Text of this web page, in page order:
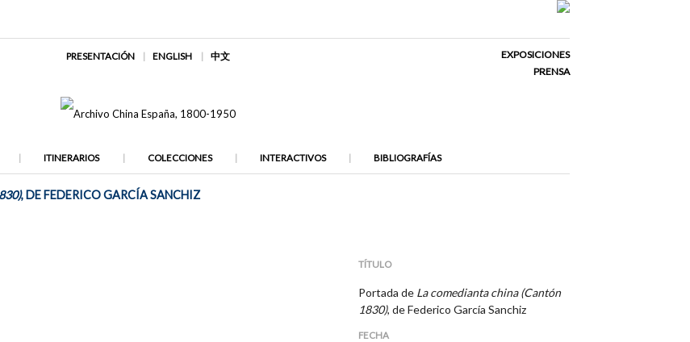
PRESENTACIÓN ENGLISH 中文
EXPOSICIONES
PRENSA
ITINERARIOS COLECCIONES INTERACTIVOS BIBLIOGRAFÍAS
, DE FEDERICO GARCÍA SANCHIZ
TÍTULO
Portada de La comedianta china (Cantón
1830), de Federico García Sanchiz
FECHA